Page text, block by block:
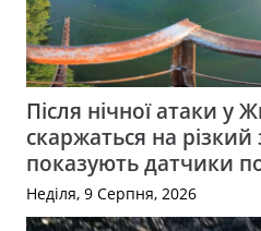
Після нічної атаки у
скаржаться на
показують датчики
Неділя, 9 Серпня, 2026